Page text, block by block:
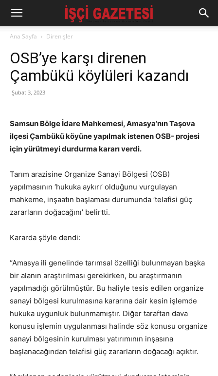
Ana Sayfa Direnişler
OSB’ye karşı direnen
Çambükü köylüleri kazandı
Şubat 3, 2023
Samsun Bölge İdare Mahkemesi, Amasya’nın Taşova
ilçesi Çambükü köyüne yapılmak istenen OSB- projesi
için yürütmeyi durdurma kararı verdi.
Tarım arazisine Organize Sanayi Bölgesi (OSB)
yapılmasının ‘hukuka aykırı’ olduğunu vurgulayan
mahkeme, inşaatın başlaması durumunda ‘telafisi güç
zararların doğacağını’ belirtti.
Kararda şöyle dendi:
“Amasya ili genelinde tarımsal özelliği bulunmayan başka
bir alanın araştırılması gerekirken, bu araştırmanın
yapılmadığı görülmüştür. Bu haliyle tesis edilen organize
sanayi bölgesi kurulmasına kararına dair kesin işlemde
hukuka uygunluk bulunmamıştır. Diğer taraftan dava
konusu işlemin uygulanması halinde söz konusu organize
sanayi bölgesinin kurulması yatırımının inşasına
başlanacağından telafisi güç zararların doğacağı açıktır.